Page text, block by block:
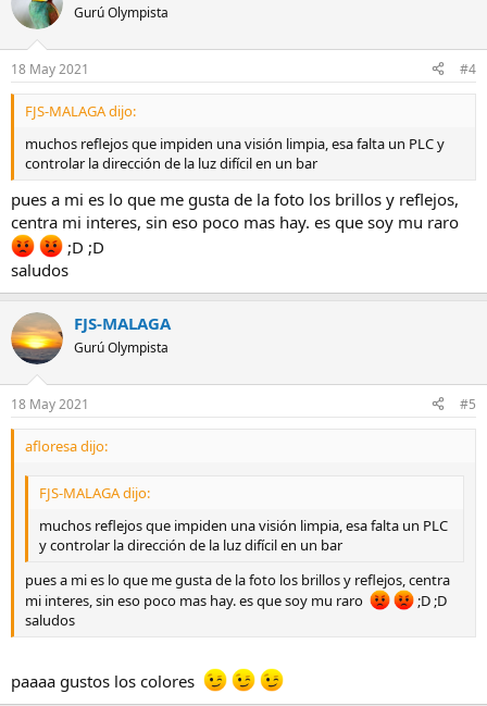
Gurú Olympista
18 May 2021 #4
FJS-MALAGA dijo:
muchos reflejos que impiden una visión limpia, esa falta un PLC y
controlar la dirección de la luz difícil en un bar
pues a mi es lo que me gusta de la foto los brillos y reflejos,
centra mi interes, sin eso poco mas hay. es que soy mu raro
;D ;D
saludos
FJS-MALAGA
Gurú Olympista
18 May 2021 #5
afloresa dijo:
FJS-MALAGA dijo:
muchos reflejos que impiden una visión limpia, esa falta un PLC
y controlar la dirección de la luz difícil en un bar
pues a mi es lo que me gusta de la foto los brillos y reflejos, centra
mi interes, sin eso poco mas hay. es que soy mu raro
;D ;D
saludos
paaaa gustos los colores